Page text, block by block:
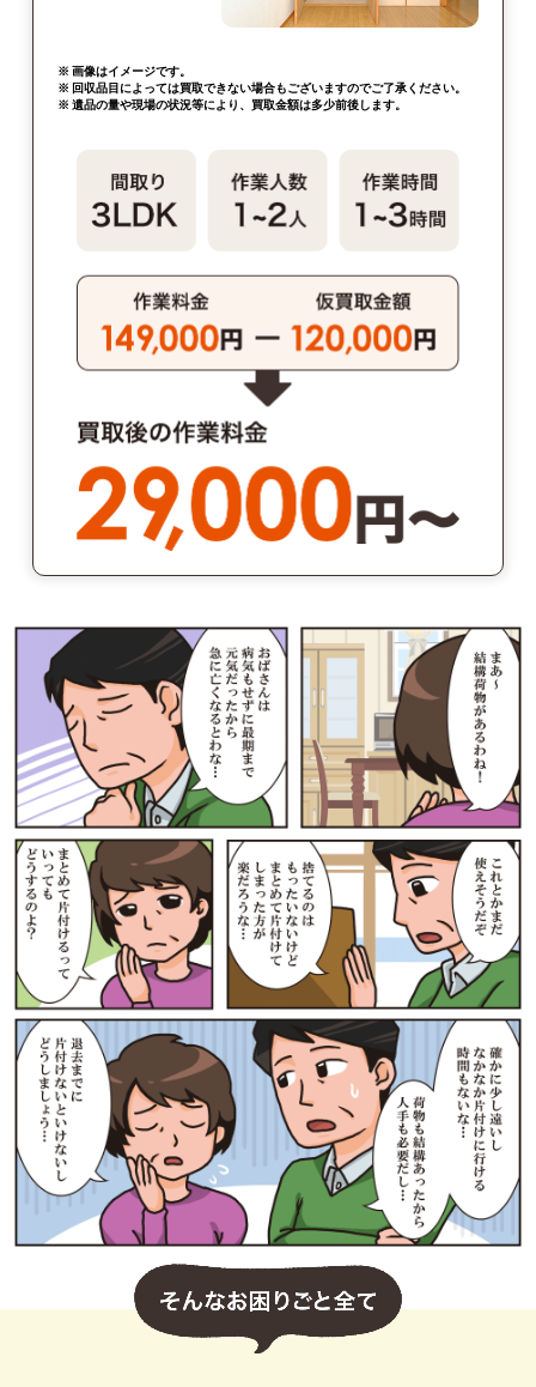
※ 画像はイメージです。
※ 回収品目によっては買取できない場合もございますのでご了承ください。
※ 遺品の量や現場の状況等により、買取金額は多少前後します。